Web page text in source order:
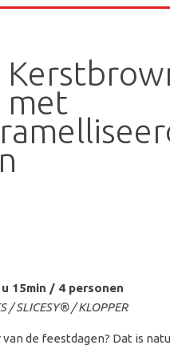
met
15min / 4 personen
/ SLICESY® / KLOPPER
van de feestdagen? Dat is